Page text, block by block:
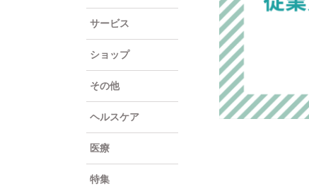
サービス
ショップ
その他
ヘルスケア
医療
特集